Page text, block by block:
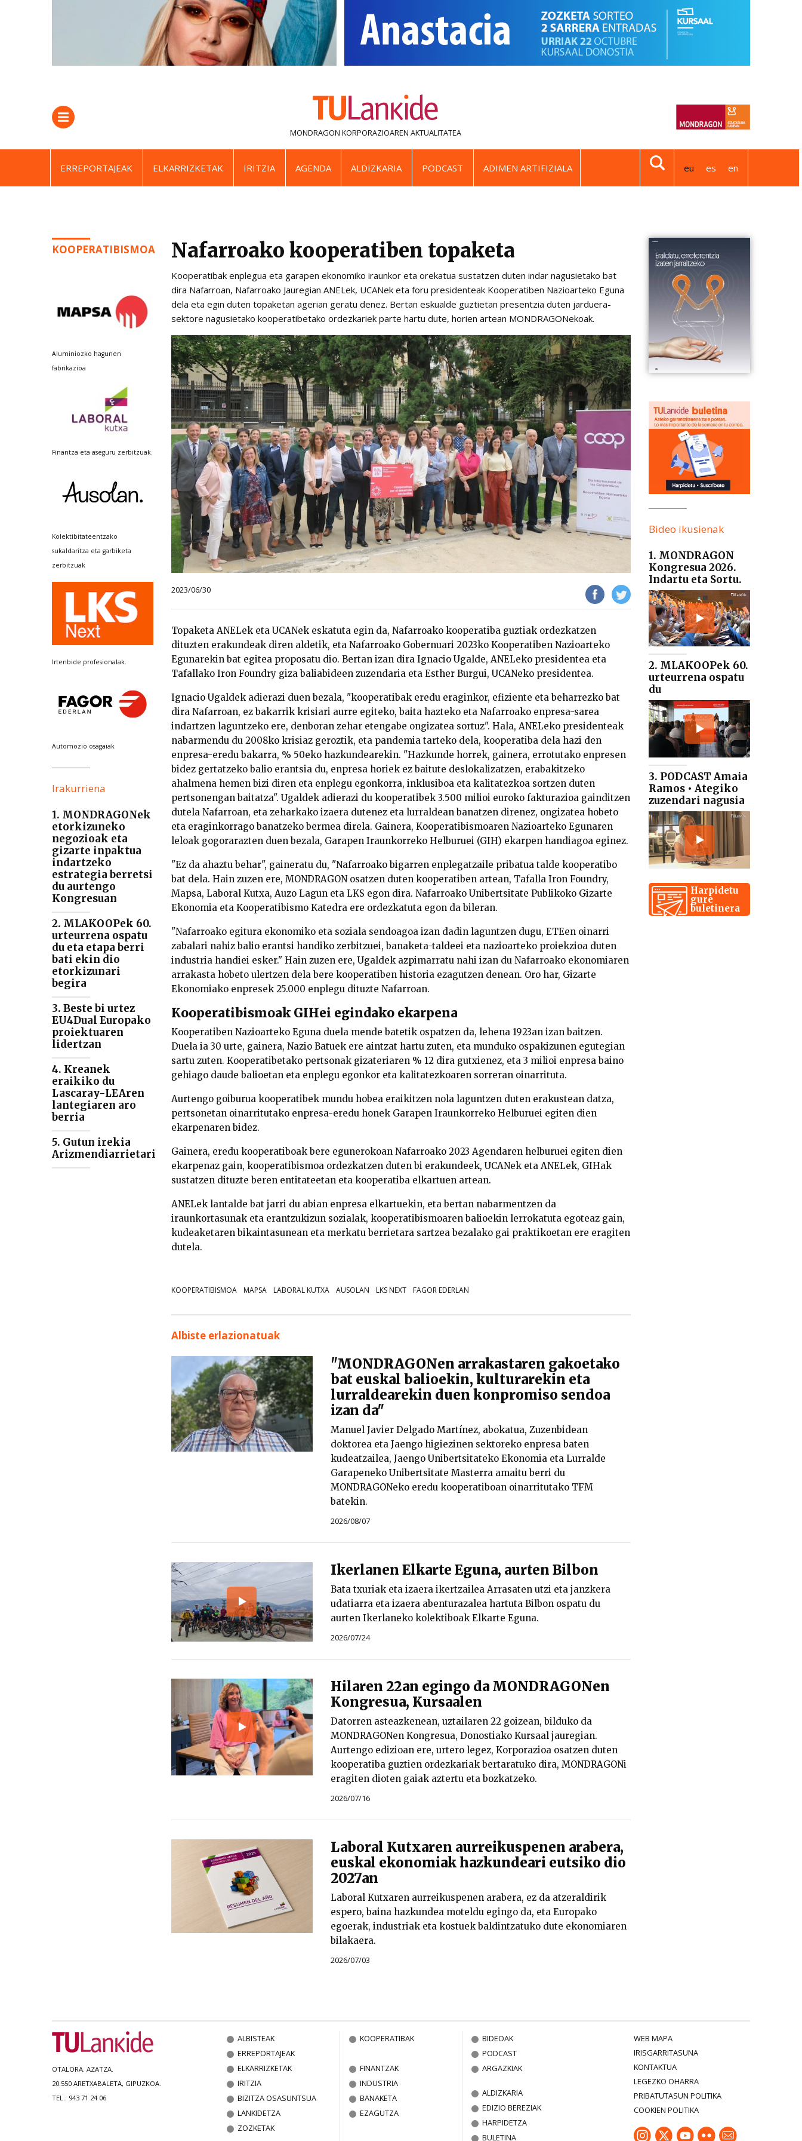
MONDRAGON KORPORAZIOAREN AKTUALITATEA
ERREPORTAJEAK ELKARRIZKETAK IRITZIA AGENDA ALDIZKARIA PODCAST ADIMEN ARTIFIZIALA eu es en
KOOPERATIBISMOA
Aluminiozko hagunen
fabrikazioa
Finantza eta aseguru zerbitzuak.
Kolektibitateentzako
sukaldaritza eta garbiketa
zerbitzuak
Irtenbide profesionalak.
Automozio osagaiak
Irakurriena
1. MONDRAGONek
etorkizuneko
negozioak eta
gizarte inpaktua
indartzeko
estrategia berretsi
du aurtengo
Kongresuan
2. MLAKOOPek 60.
urteurrena ospatu
du eta etapa berri
bati ekin dio
etorkizunari
begira
3. Beste bi urtez
EU4Dual Europako
proiektuaren
lidertzan
4. Kreanek
eraikiko du
Lascaray-LEAren
lantegiaren aro
berria
5. Gutun irekia
Arizmendiarrietari
Nafarroako kooperatiben topaketa
Kooperatibak enplegua eta garapen ekonomiko iraunkor eta orekatua sustatzen duten indar nagusietako bat
dira Nafarroan, Nafarroako Jauregian ANELek, UCANek eta foru presidenteak Kooperatiben Nazioarteko Eguna
dela eta egin duten topaketan agerian geratu denez. Bertan eskualde guztietan presentzia duten jarduera-
sektore nagusietako kooperatibetako ordezkariek parte hartu dute, horien artean MONDRAGONekoak.
2023/06/30
Topaketa ANELek eta UCANek eskatuta egin da, Nafarroako kooperatiba guztiak ordezkatzen
dituzten erakundeak diren aldetik, eta Nafarroako Gobernuari 2023ko Kooperatiben Nazioarteko
Egunarekin bat egitea proposatu dio. Bertan izan dira Ignacio Ugalde, ANELeko presidentea eta
Tafallako Iron Foundry giza baliabideen zuzendaria eta Esther Burgui, UCANeko presidentea.
Ignacio Ugaldek adierazi duen bezala, "kooperatibak eredu eraginkor, efiziente eta beharrezko bat
dira Nafarroan, ez bakarrik krisiari aurre egiteko, baita hazteko eta Nafarroako enpresa-sarea
indartzen laguntzeko ere, denboran zehar etengabe ongizatea sortuz". Hala, ANELeko presidenteak
nabarmendu du 2008ko krisiaz geroztik, eta pandemia tarteko dela, kooperatiba dela hazi den
enpresa-eredu bakarra, % 50eko hazkundearekin. "Hazkunde horrek, gainera, errotutako enpresen
bidez gertatzeko balio erantsia du, enpresa horiek ez baitute deslokalizatzen, erabakitzeko
ahalmena hemen bizi diren eta enplegu egonkorra, inklusiboa eta kalitatezkoa sortzen duten
pertsonengan baitatza". Ugaldek adierazi du kooperatibek 3.500 milioi euroko fakturazioa gainditzen
dutela Nafarroan, eta zeharkako izaera dutenez eta lurraldean banatzen direnez, ongizatea hobeto
eta eraginkorrago banatzeko bermea direla. Gainera, Kooperatibismoaren Nazioarteko Egunaren
leloak gogorarazten duen bezala, Garapen Iraunkorreko Helburuei (GIH) ekarpen handiagoa eginez.
"Ez da ahaztu behar", gaineratu du, "Nafarroako bigarren enplegatzaile pribatua talde kooperatibo
bat dela. Hain zuzen ere, MONDRAGON osatzen duten kooperatiben artean, Tafalla Iron Foundry,
Mapsa, Laboral Kutxa, Auzo Lagun eta LKS egon dira. Nafarroako Unibertsitate Publikoko Gizarte
Ekonomia eta Kooperatibismo Katedra ere ordezkatuta egon da bileran.
"Nafarroako egitura ekonomiko eta soziala sendoagoa izan dadin laguntzen dugu, ETEen oinarri
zabalari nahiz balio erantsi handiko zerbitzuei, banaketa-taldeei eta nazioarteko proiekzioa duten
industria handiei esker." Hain zuzen ere, Ugaldek azpimarratu nahi izan du Nafarroako ekonomiaren
arrakasta hobeto ulertzen dela bere kooperatiben historia ezagutzen denean. Oro har, Gizarte
Ekonomiako enpresek 25.000 enplegu dituzte Nafarroan.
Kooperatibismoak GIHei egindako ekarpena
Kooperatiben Nazioarteko Eguna duela mende batetik ospatzen da, lehena 1923an izan baitzen.
Duela ia 30 urte, gainera, Nazio Batuek ere aintzat hartu zuten, eta munduko ospakizunen egutegian
sartu zuten. Kooperatibetako pertsonak gizateriaren % 12 dira gutxienez, eta 3 milioi enpresa baino
gehiago daude balioetan eta enplegu egonkor eta kalitatezkoaren sorreran oinarrituta.
Aurtengo goiburua kooperatibek mundu hobea eraikitzen nola laguntzen duten erakustean datza,
pertsonetan oinarritutako enpresa-eredu honek Garapen Iraunkorreko Helburuei egiten dien
ekarpenaren bidez.
Gainera, eredu kooperatiboak bere egunerokoan Nafarroako 2023 Agendaren helburuei egiten dien
ekarpenaz gain, kooperatibismoa ordezkatzen duten bi erakundeek, UCANek eta ANELek, GIHak
sustatzen dituzte beren entitateetan eta kooperatiba elkartuen artean.
ANELek lantalde bat jarri du abian enpresa elkartuekin, eta bertan nabarmentzen da
iraunkortasunak eta erantzukizun sozialak, kooperatibismoaren balioekin lerrokatuta egoteaz gain,
kudeaketaren bikaintasunean eta merkatu berrietara sartzea bezalako gai praktikoetan ere eragiten
dutela.
KOOPERATIBISMOA MAPSA LABORAL KUTXA AUSOLAN LKS NEXT FAGOR EDERLAN
Albiste erlazionatuak
"MONDRAGONen arrakastaren gakoetako
bat euskal balioekin, kulturarekin eta
lurraldearekin duen konpromiso sendoa
izan da"
Manuel Javier Delgado Martínez, abokatua, Zuzenbidean
doktorea eta Jaengo higiezinen sektoreko enpresa baten
kudeatzailea, Jaengo Unibertsitateko Ekonomia eta Lurralde
Garapeneko Unibertsitate Masterra amaitu berri du
MONDRAGONeko eredu kooperatiboan oinarritutako TFM
batekin.
2026/08/07
Ikerlanen Elkarte Eguna, aurten Bilbon
Bata txuriak eta izaera ikertzailea Arrasaten utzi eta janzkera
udatiarra eta izaera abenturazalea hartuta Bilbon ospatu du
aurten Ikerlaneko kolektiboak Elkarte Eguna.
2026/07/24
Hilaren 22an egingo da MONDRAGONen
Kongresua, Kursaalen
Datorren asteazkenean, uztailaren 22 goizean, bilduko da
MONDRAGONen Kongresua, Donostiako Kursaal jauregian.
Aurtengo edizioan ere, urtero legez, Korporazioa osatzen duten
kooperatiba guztien ordezkariak bertaratuko dira, MONDRAGONi
eragiten dioten gaiak aztertu eta bozkatzeko.
2026/07/16
Laboral Kutxaren aurreikuspenen arabera,
euskal ekonomiak hazkundeari eutsiko dio
2027an
Laboral Kutxaren aurreikuspenen arabera, ez da atzeraldirik
espero, baina hazkundea moteldu egingo da, eta Europako
egoerak, industriak eta kostuek baldintzatuko dute ekonomiaren
bilakaera.
2026/07/03
Bideo ikusienak
1. MONDRAGON
Kongresua 2026.
Indartu eta Sortu.
2. MLAKOOPek 60.
urteurrena ospatu
du
3. PODCAST Amaia
Ramos • Ategiko
zuzendari nagusia
Harpidetu
gure
buletinera
OTALORA. AZATZA.
20.550 ARETXABALETA, GIPUZKOA.
TEL.: 943 71 24 06
ALBISTEAK
ERREPORTAJEAK
ELKARRIZKETAK
IRITZIA
BIZITZA OSASUNTSUA
LANKIDETZA
ZOZKETAK
KOOPERATIBAK
FINANTZAK
INDUSTRIA
BANAKETA
EZAGUTZA
BIDEOAK
PODCAST
ARGAZKIAK
ALDIZKARIA
EDIZIO BEREZIAK
HARPIDETZA
BULETINA
WEB MAPA
IRISGARRITASUNA
KONTAKTUA
LEGEZKO OHARRA
PRIBATUTASUN POLITIKA
COOKIEN POLITIKA